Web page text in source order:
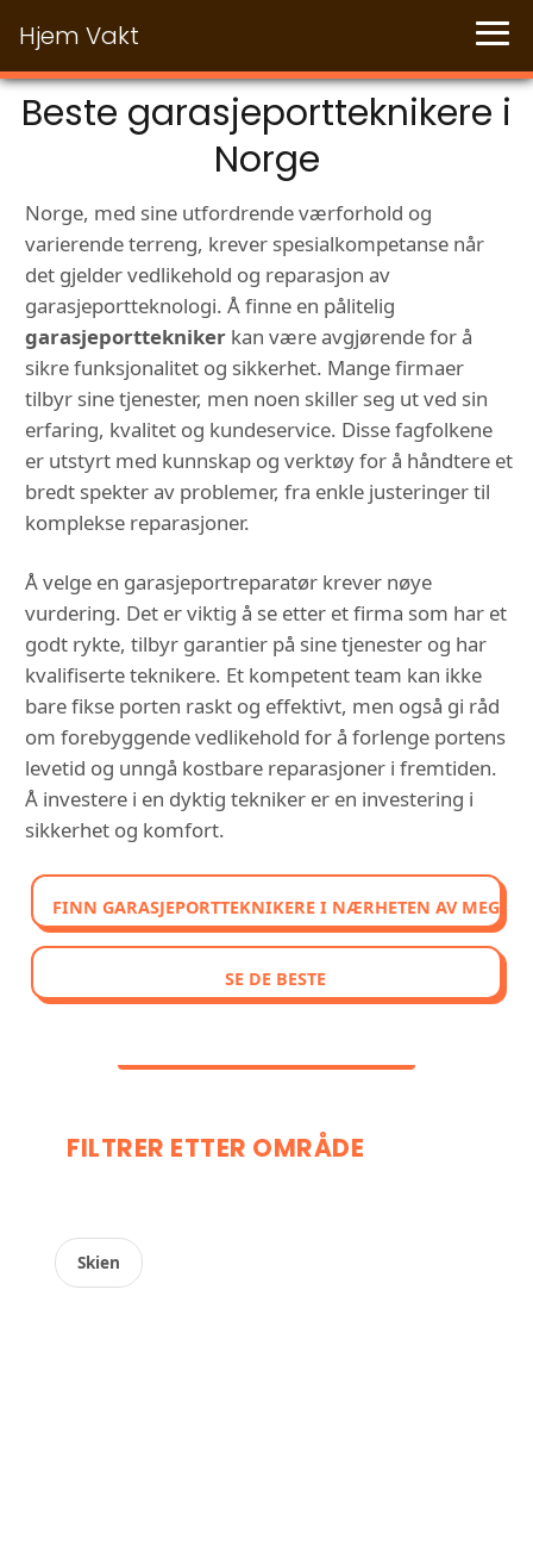
Hjem Vakt
Beste garasjeportteknikere i
Norge
Norge, med sine utfordrende værforhold og
varierende terreng, krever spesialkompetanse når
det gjelder vedlikehold og reparasjon av
garasjeportteknologi. Å finne en pålitelig
garasjeporttekniker kan være avgjørende for å
sikre funksjonalitet og sikkerhet. Mange firmaer
tilbyr sine tjenester, men noen skiller seg ut ved sin
erfaring, kvalitet og kundeservice. Disse fagfolkene
er utstyrt med kunnskap og verktøy for å håndtere et
bredt spekter av problemer, fra enkle justeringer til
komplekse reparasjoner.
Å velge en garasjeportreparatør krever nøye
vurdering. Det er viktig å se etter et firma som har et
godt rykte, tilbyr garantier på sine tjenester og har
kvalifiserte teknikere. Et kompetent team kan ikke
bare fikse porten raskt og effektivt, men også gi råd
om forebyggende vedlikehold for å forlenge portens
levetid og unngå kostbare reparasjoner i fremtiden.
Å investere i en dyktig tekniker er en investering i
sikkerhet og komfort.
FINN GARASJEPORTTEKNIKERE I NÆRHETEN AV MEG
SE DE BESTE
FILTRER ETTER OMRÅDE
Skien